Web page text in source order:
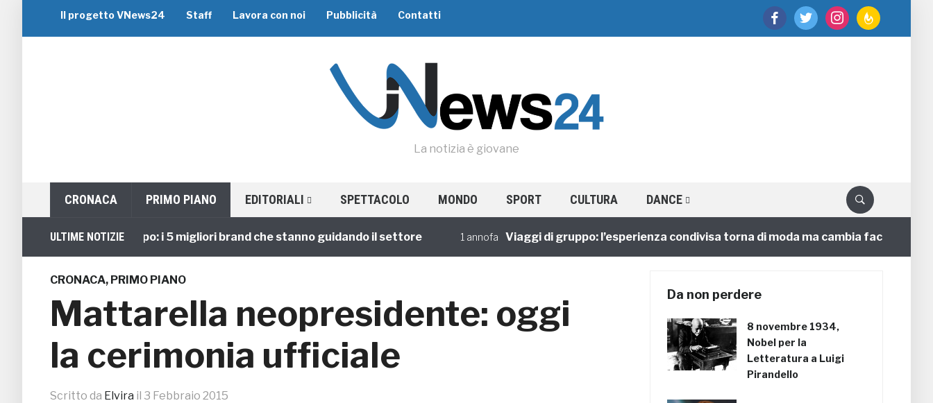
facebooktwitter instagramfeedburner
Il progetto VNews24 Staff Lavora con noi Pubblicità Contatti
La notizia è giovane
CRONACA PRIMO PIANO EDITORIALI SPETTACOLO MONDO SPORT CULTURA DANCE
ULTIME NOTIZIE
Viaggi di Gruppo: i 5 migliori brand che stanno guidando il settore 1 annofa Viaggi di gruppo: l’esperienza condivisa torna di moda ma cambia faccia
CRONACA, PRIMO PIANO
Mattarella neopresidente: oggi
la cerimonia ufficiale
Scritto da Elvira il 3 Febbraio 2015
Da non perdere
8 novembre 1934,
Nobel per la
Letteratura a Luigi
Pirandello